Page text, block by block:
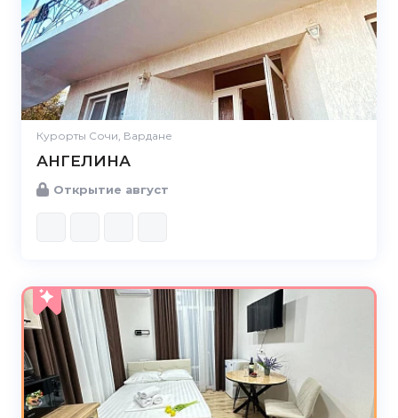
Курорты Сочи, Вардане
АНГЕЛИНА
Открытие август